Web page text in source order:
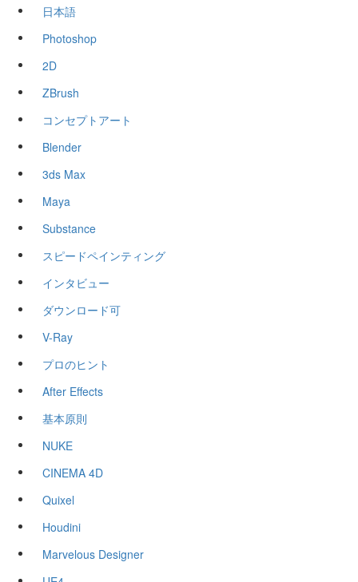
日本語
Photoshop
2D
ZBrush
コンセプトアート
Blender
3ds Max
Maya
Substance
スピードペインティング
インタビュー
ダウンロード可
V-Ray
プロのヒント
After Effects
基本原則
NUKE
CINEMA 4D
Quixel
Houdini
Marvelous Designer